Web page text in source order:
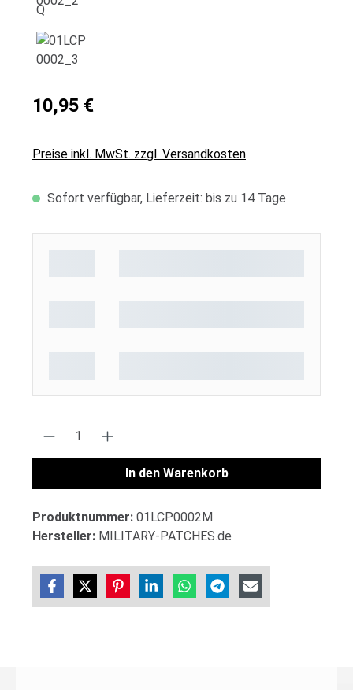
10,95 €
Preise inkl. MwSt. zzgl. Versandkosten
Sofort verfügbar, Lieferzeit: bis zu 14 Tage
Produkt Anzahl: Gib den gewünschten
In den Warenkorb
Produktnummer: 01LCP0002M
Hersteller: MILITARY-PATCHES.de